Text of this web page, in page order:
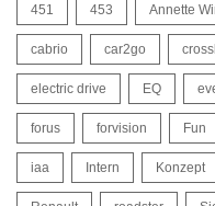
451 453 Annette
cabrio car2go
electric drive EQ
forus forvision Fun
iaa Intern Konzept